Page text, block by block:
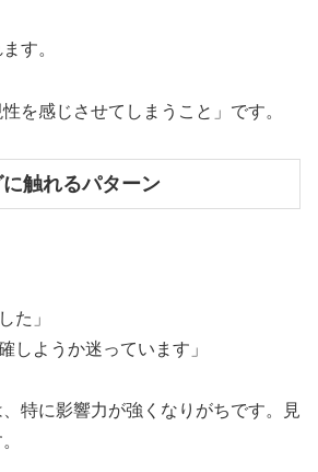
す。
を感じさせてしまうこと」です。
触れるパターン
た」
しようか迷っています」
特に影響力が強くなりがちです。見